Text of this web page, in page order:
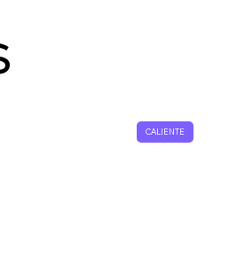
CALIENTE